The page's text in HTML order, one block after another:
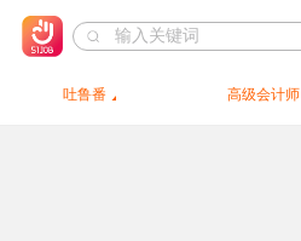
吐鲁番 高级会计师